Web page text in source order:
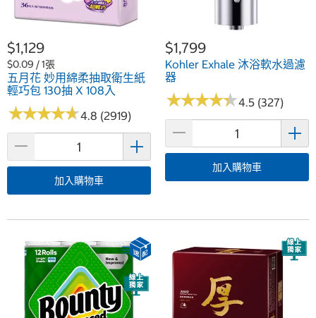
$1,129
$0.09 / 1張
五月花 妙用綿柔抽取衛生紙
輕巧包 130抽 X 108入
★★★★★
★★★★★4.8 (2919)
加入購物車
$1,799
Kohler Exhale 沐浴軟水過濾
器
★★★★★
★★★★★4.5 (327)
加入購物車